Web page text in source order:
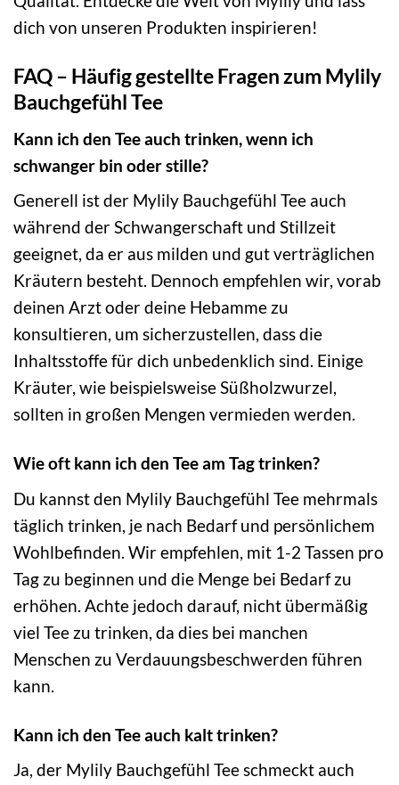
dich von unseren Produkten inspirieren!
FAQ – Häufig gestellte Fragen zum Mylily
Bauchgefühl Tee
Kann ich den Tee auch trinken, wenn ich
schwanger bin oder stille?
Generell ist der Mylily Bauchgefühl Tee auch
während der Schwangerschaft und Stillzeit
geeignet, da er aus milden und gut verträglichen
Kräutern besteht. Dennoch empfehlen wir, vorab
deinen Arzt oder deine Hebamme zu
konsultieren, um sicherzustellen, dass die
Inhaltsstoffe für dich unbedenklich sind. Einige
Kräuter, wie beispielsweise Süßholzwurzel,
sollten in großen Mengen vermieden werden.
Wie oft kann ich den Tee am Tag trinken?
Du kannst den Mylily Bauchgefühl Tee mehrmals
täglich trinken, je nach Bedarf und persönlichem
Wohlbefinden. Wir empfehlen, mit 1-2 Tassen pro
Tag zu beginnen und die Menge bei Bedarf zu
erhöhen. Achte jedoch darauf, nicht übermäßig
viel Tee zu trinken, da dies bei manchen
Menschen zu Verdauungsbeschwerden führen
kann.
Kann ich den Tee auch kalt trinken?
Ja, der Mylily Bauchgefühl Tee schmeckt auch